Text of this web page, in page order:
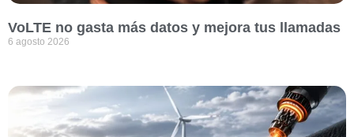
VoLTE no gasta más datos y mejora tus llamadas
6 agosto 2026